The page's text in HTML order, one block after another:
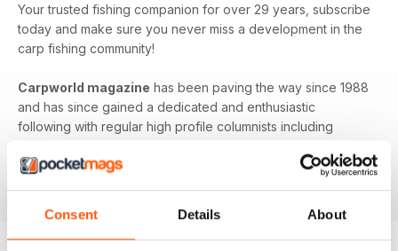
Consent Details About
Your trusted fishing companion for over 29 years, subscribe
today and make sure you never miss a development in the
carp fishing community!
Carpworld magazine has been paving the way since 1988
and has since gained a dedicated and enthusiastic
following with regular high profile columnists including
provoking features and interesting articles,
Carpworldis